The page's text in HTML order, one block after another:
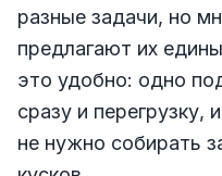
разные задачи, но
предлагают их
это удобно: одно
сразу и перегрузку,
не нужно собирать